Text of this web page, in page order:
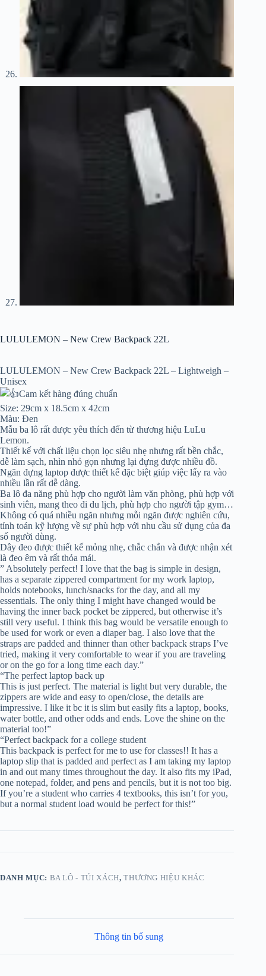
LULULEMON – New Crew Backpack 22L
LULULEMON – New Crew Backpack 22L – Lightweigh –
Unisex
Cam kết hàng đúng chuẩn
Size: 29cm x 18.5cm x 42cm
Màu: Đen
Mẫu ba lô rất được yêu thích đến từ thương hiệu LuLu
Lemon.
Thiết kế với chất liệu chọn lọc siêu nhẹ nhưng rất bền chắc,
dễ làm sạch, nhìn nhỏ gọn nhưng lại đựng được nhiều đồ.
Ngăn đựng laptop được thiết kế đặc biệt giúp việc lấy ra vào
nhiều lần rất dễ dàng.
Ba lô đa năng phù hợp cho người làm văn phòng, phù hợp với
sinh viên, mang theo đi du lịch, phù hợp cho người tập gym…
Không có quá nhiều ngăn nhưng mỗi ngăn được nghiên cứu,
tính toán kỹ lượng về sự phù hợp với nhu cầu sử dụng của đa
số người dùng.
Dây đeo được thiết kế mỏng nhẹ, chắc chắn và được nhận xét
là đeo êm và rất thỏa mái.
” Absolutely perfect! I love that the bag is simple in design,
has a separate zippered compartment for my work laptop,
holds notebooks, lunch/snacks for the day, and all my
essentials. The only thing I might have changed would be
having the inner back pocket be zippered, but otherwise it’s
still very useful. I think this bag would be versatile enough to
be used for work or even a diaper bag. I also love that the
straps are padded and thinner than other backpack straps I’ve
tried, making it very comfortable to wear if you are traveling
or on the go for a long time each day.”
“The perfect laptop back up
This is just perfect. The material is light but very durable, the
zippers are wide and easy to open/close, the details are
impressive. I like it bc it is slim but easily fits a laptop, books,
water bottle, and other odds and ends. Love the shine on the
material too!”
“Perfect backpack for a college student
This backpack is perfect for me to use for classes!! It has a
laptop slip that is padded and perfect as I am taking my laptop
in and out many times throughout the day. It also fits my iPad,
one notepad, folder, and pens and pencils, but it is not too big.
If you’re a student who carries 4 textbooks, this isn’t for you,
but a normal student load would be perfect for this!”
DANH MỤC: BA LÔ - TÚI XÁCH,THƯƠNG HIỆU KHÁC
Thông tin bổ sung